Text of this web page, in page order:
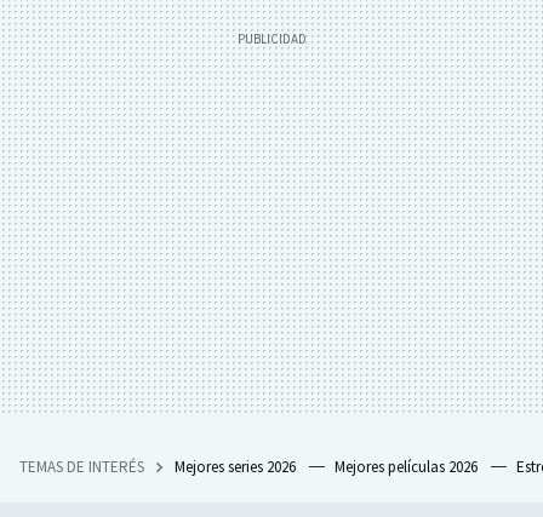
TEMAS DE INTERÉS Mejores series 2026 Mejores películas 2026